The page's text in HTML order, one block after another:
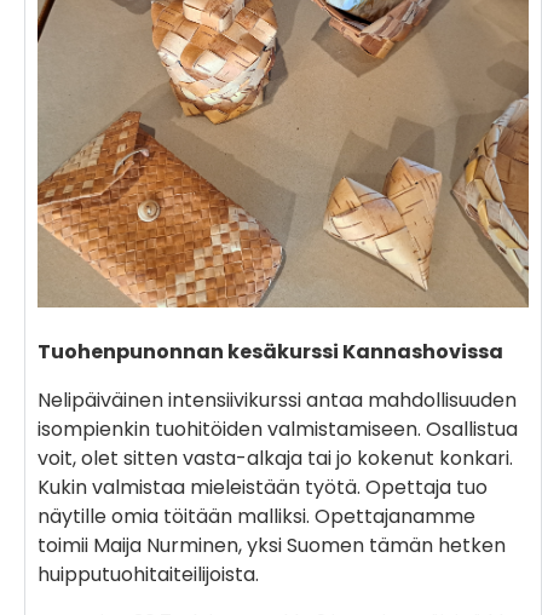
Tuohenpunonnan kesäkurssi Kannashovissa
Nelipäiväinen intensiivikurssi antaa mahdollisuuden
isompienkin tuohitöiden valmistamiseen. Osallistua
voit, olet sitten vasta-alkaja tai jo kokenut konkari.
Kukin valmistaa mieleistään työtä. Opettaja tuo
näytille omia töitään malliksi. Opettajanamme
toimii Maija Nurminen, yksi Suomen tämän hetken
huipputuohitaiteilijoista.